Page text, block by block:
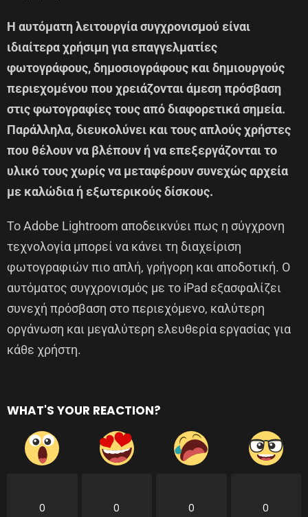
Η αυτόματη λειτουργία συγχρονισμού είναι
ιδιαίτερα χρήσιμη για επαγγελματίες
φωτογράφους, δημοσιογράφους και δημιουργούς
περιεχομένου που χρειάζονται άμεση πρόσβαση
στις φωτογραφίες τους από διαφορετικά σημεία.
Παράλληλα, διευκολύνει και τους απλούς χρήστες
που θέλουν να βλέπουν ή να επεξεργάζονται το
υλικό τους χωρίς να μεταφέρουν συνεχώς αρχεία
με καλώδια ή εξωτερικούς δίσκους.
Το Adobe Lightroom αποδεικνύει πως η σύγχρονη
τεχνολογία μπορεί να κάνει τη διαχείριση
φωτογραφιών πιο απλή, γρήγορη και αποδοτική. Ο
αυτόματος συγχρονισμός με το iPad εξασφαλίζει
συνεχή πρόσβαση στο περιεχόμενο, καλύτερη
οργάνωση και μεγαλύτερη ελευθερία εργασίας για
κάθε χρήστη.
WHAT'S YOUR REACTION?
0 0 0 0